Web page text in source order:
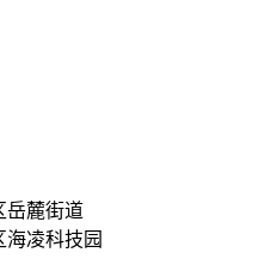
岳麓街道
凌科技园